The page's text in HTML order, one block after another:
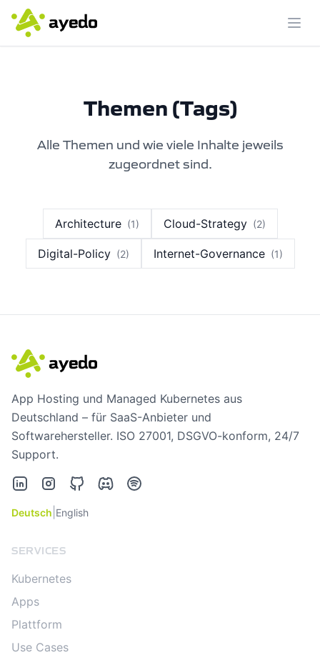
Themen (Tags)
Alle Themen und wie viele Inhalte jeweils
zugeordnet sind.
Architecture (1) Cloud-Strategy (2)
Digital-Policy (2) Internet-Governance (1)
App Hosting und Managed Kubernetes aus
Deutschland – für SaaS-Anbieter und
Softwarehersteller. ISO 27001, DSGVO-konform, 24/7
Support.
LinkedInInstagramGitHubDiscordSpotify
Deutsch English
SERVICES
Kubernetes
Apps
Plattform
Use Cases